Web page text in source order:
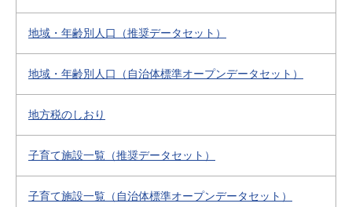
地域・年齢別人口（推奨データセット）
地域・年齢別人口（自治体標準オープンデータセット）
地方税のしおり
子育て施設一覧（推奨データセット）
子育て施設一覧（自治体標準オープンデータセット）